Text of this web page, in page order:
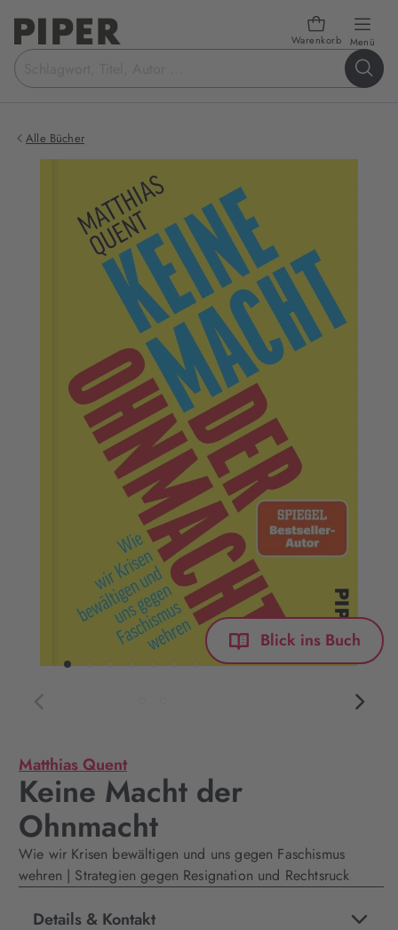
Warenkorb Menü
Suchbegriff
eingeben
Alle Bücher
Blick ins Buch
Produktbilder
Matthias Quent
Keine Macht der
Ohnmacht
Wie wir Krisen bewältigen und uns gegen Faschismus
wehren | Strategien gegen Resignation und Rechtsruck
Details & Kontakt